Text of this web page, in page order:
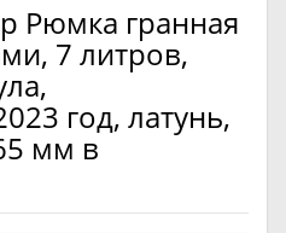
Рюмка гранная
7 литров,
год, латунь,
мм в